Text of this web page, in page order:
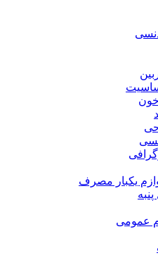
خون
یکبار مصرف
عمومی